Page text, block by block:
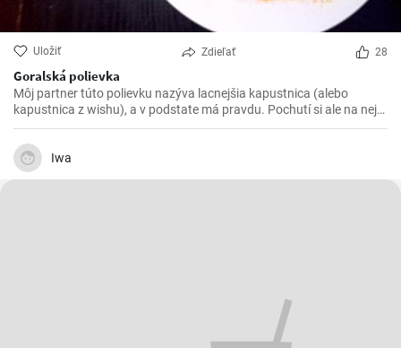
Uložiť Zdieľať 28
Goralská polievka
Môj partner túto polievku nazýva lacnejšia kapustnica (alebo
kapustnica z wishu), a v podstate má pravdu. Pochutí si ale na nej
každý.
Iwa